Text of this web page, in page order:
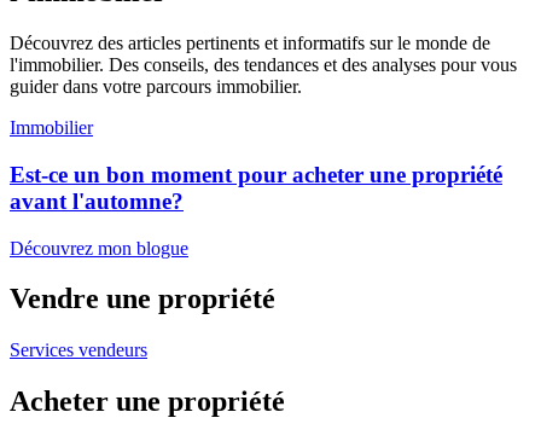
Découvrez des articles pertinents et informatifs sur le monde de
l'immobilier. Des conseils, des tendances et des analyses pour vous
guider dans votre parcours immobilier.
Immobilier
Est-ce un bon moment pour acheter une propriété
avant l'automne?
Découvrez mon blogue
Vendre une propriété
Services vendeurs
Acheter une propriété